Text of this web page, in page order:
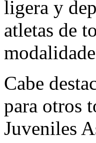
ligera y
atletas de
Cabe
para otros
Juveniles